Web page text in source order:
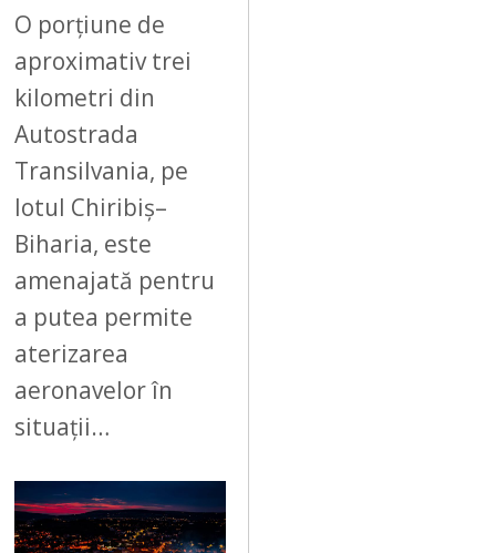
O porțiune de
aproximativ trei
kilometri din
Autostrada
Transilvania, pe
lotul Chiribiș–
Biharia, este
amenajată pentru
a putea permite
aterizarea
aeronavelor în
situații…